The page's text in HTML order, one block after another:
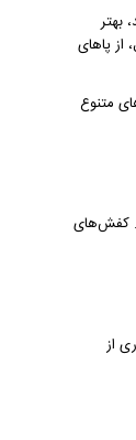
بهتر
پاهای
متنوع
کفش‌های
از